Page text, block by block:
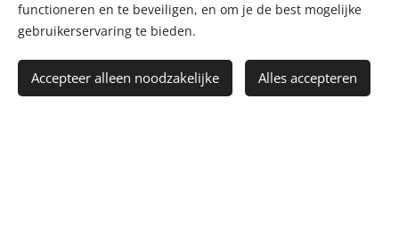
IBAN: NL84RABO0325130612
G-rekening: NL91RABO0991546385
functioneren en te beveiligen, en om je de best mogelijke
gebruikerservaring te bieden.
Accepteer alleen noodzakelijke Alles accepteren